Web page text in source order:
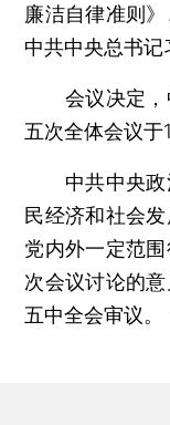
廉洁自律准则
中共中央总书记
会议决定，
五次全体会议于
中共中央政
民经济和社会
党内外一定范
次会议讨论的
五中全会审议。